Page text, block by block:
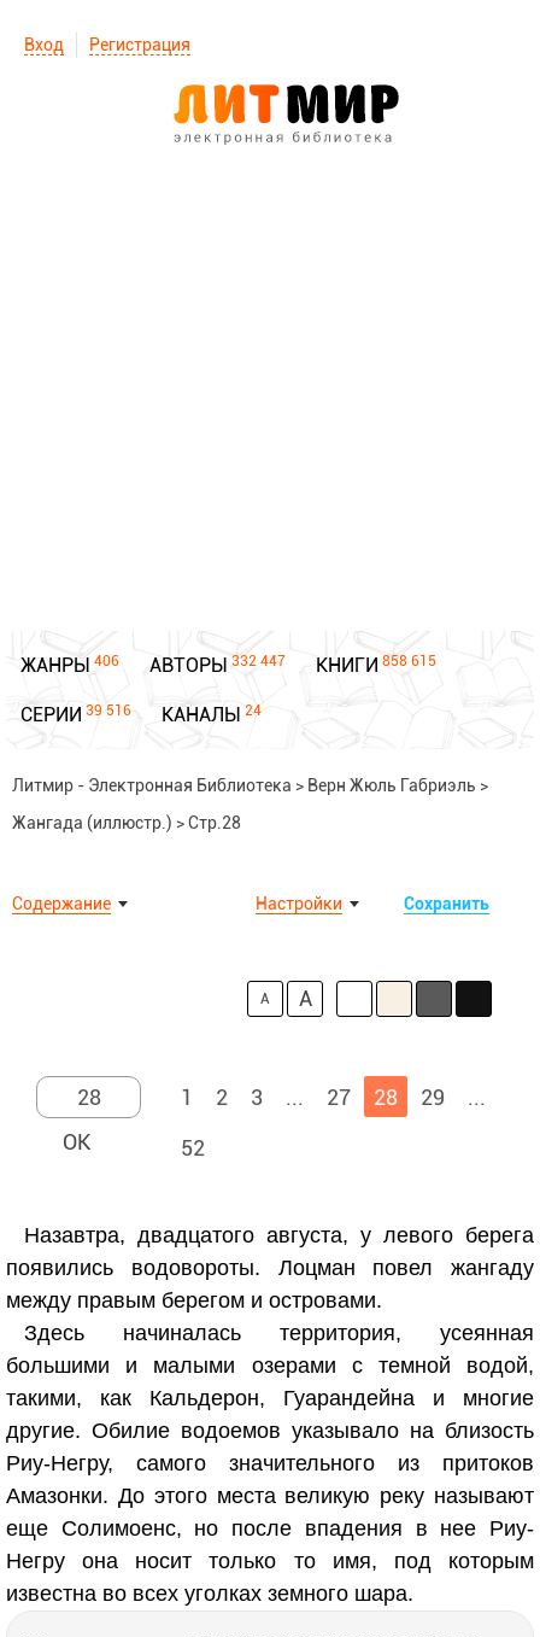
Вход Регистрация
ЖАНРЫ 406 АВТОРЫ 332 447 КНИГИ 858 615
СЕРИИ 39 516 КАНАЛЫ 24
Литмир - Электронная Библиотека > Верн Жюль Габриэль >
Жангада (иллюстр.) >Стр.28
Содержание Сохранить
Настройки
A A
1 2 3 ... 27 28 29
...
52
Назавтра, двадцатого августа, у левого берега
появились водовороты. Лоцман повел жангаду
между правым берегом и островами.
Здесь начиналась территория, усеянная
большими и малыми озерами с темной водой,
такими, как Кальдерон, Гуарандейна и многие
другие. Обилие водоемов указывало на близость
Риу-Негру, самого значительного из притоков
Амазонки. До этого места великую реку называют
еще Солимоенс, но после впадения в нее Риу-
Негру она носит только то имя, под которым
известна во всех уголках земного шара.